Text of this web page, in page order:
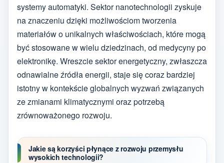
systemy automatyki. Sektor nanotechnologii zyskuje
na znaczeniu dzięki możliwościom tworzenia
materiałów o unikalnych właściwościach, które mogą
być stosowane w wielu dziedzinach, od medycyny po
elektronikę. Wreszcie sektor energetyczny, zwłaszcza
odnawialne źródła energii, staje się coraz bardziej
istotny w kontekście globalnych wyzwań związanych
ze zmianami klimatycznymi oraz potrzebą
zrównoważonego rozwoju.
Jakie są korzyści płynące z rozwoju przemysłu
wysokich technologii?